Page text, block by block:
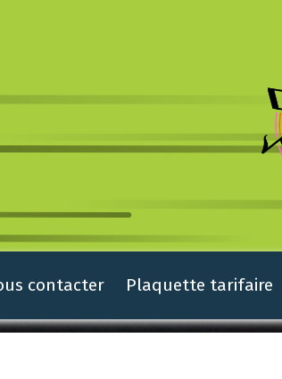
contacter Plaquette tarifaire